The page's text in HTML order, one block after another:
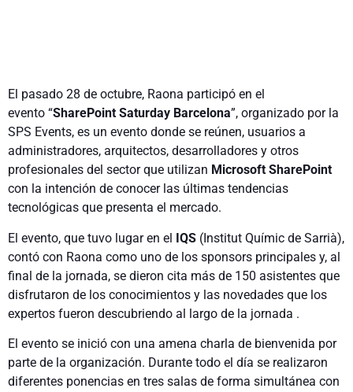
El pasado 28 de octubre, Raona participó en el
evento “SharePoint Saturday Barcelona”, organizado por la
SPS Events, es un evento donde se reúnen, usuarios a
administradores, arquitectos, desarrolladores y otros
profesionales del sector que utilizan Microsoft SharePoint
con la intención de conocer las últimas tendencias
tecnológicas que presenta el mercado.
El evento, que tuvo lugar en el IQS (Institut Químic de Sarrià),
contó con Raona como uno de los sponsors principales y, al
final de la jornada, se dieron cita más de 150 asistentes que
disfrutaron de los conocimientos y las novedades que los
expertos fueron descubriendo al largo de la jornada .
El evento se inició con una amena charla de bienvenida por
parte de la organización. Durante todo el día se realizaron
diferentes ponencias en tres salas de forma simultánea con